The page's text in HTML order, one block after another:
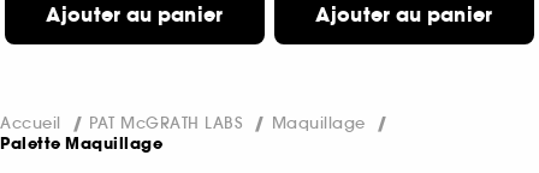
Ajouter au panier Ajouter au panier
Accueil PAT McGRATH LABS Maquillage
Palette Maquillage